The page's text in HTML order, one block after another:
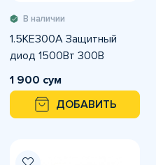
В наличии
1.5KE300A Защитный
диод 1500Вт 300В
1 900 сум
ДОБАВИТЬ